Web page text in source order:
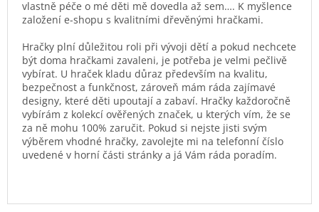
vlastně péče o mé děti mě dovedla až sem…. K myšlence
založení e-shopu s kvalitními dřevěnými hračkami.
Hračky plní důležitou roli při vývoji dětí a pokud nechcete
být doma hračkami zavaleni, je potřeba je velmi pečlivě
vybírat. U hraček kladu důraz především na kvalitu,
bezpečnost a funkčnost, zároveň mám ráda zajímavé
designy, které děti upoutají a zabaví. Hračky každoročně
vybírám z kolekcí ověřených značek, u kterých vím, že se
za ně mohu 100% zaručit. Pokud si nejste jisti svým
výběrem vhodné hračky, zavolejte mi na telefonní číslo
uvedené v horní části stránky a já Vám ráda poradím.